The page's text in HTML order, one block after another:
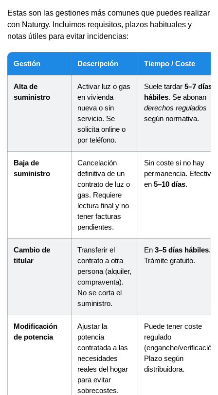
Estas son las gestiones más comunes que puedes realizar
con Naturgy. Incluimos requisitos, plazos habituales y
notas útiles para evitar incidencias:
Gestión Descripción Tiempo / Coste
Alta de
suministro
Activar luz o gas
en vivienda
nueva o sin
servicio. Se
solicita online o
por teléfono.
Suele tardar 5–7 días
hábiles. Se abonan
derechos regulados
según normativa.
Baja de
suministro
Cancelación
definitiva de un
contrato de luz o
gas. Requiere
lectura final y no
tener facturas
pendientes.
Sin coste si no hay
permanencia. Efectiva
en 5–10 días.
Cambio de
titular
Transferir el
contrato a otra
persona (alquiler,
compraventa).
No se corta el
suministro.
En 3–5 días hábiles.
Trámite gratuito.
Modificación
de potencia
Ajustar la
potencia
contratada a las
necesidades
reales del hogar
para evitar
sobrecostes.
Puede tener coste
regulado
(enganche/
Plazo según
distribuidora.